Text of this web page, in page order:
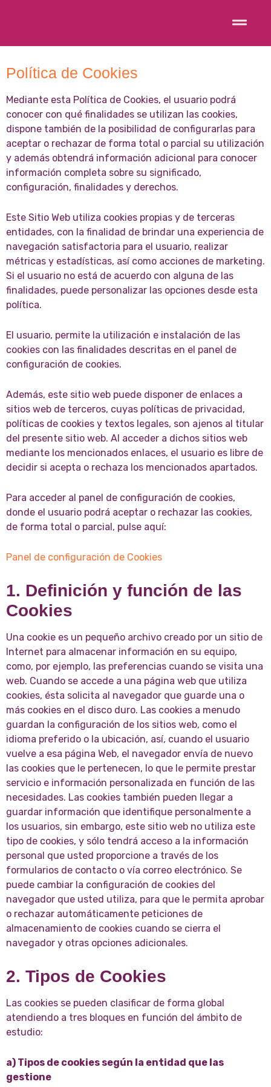
Política de Cookies
Mediante esta Política de Cookies, el usuario podrá
conocer con qué finalidades se utilizan las cookies,
dispone también de la posibilidad de configurarlas para
aceptar o rechazar de forma total o parcial su utilización
y además obtendrá información adicional para conocer
información completa sobre su significado,
configuración, finalidades y derechos.
Este Sitio Web utiliza cookies propias y de terceras
entidades, con la finalidad de brindar una experiencia de
navegación satisfactoria para el usuario, realizar
métricas y estadísticas, así como acciones de marketing.
Si el usuario no está de acuerdo con alguna de las
finalidades, puede personalizar las opciones desde esta
política.
El usuario, permite la utilización e instalación de las
cookies con las finalidades descritas en el panel de
configuración de cookies.
Además, este sitio web puede disponer de enlaces a
sitios web de terceros, cuyas políticas de privacidad,
políticas de cookies y textos legales, son ajenos al titular
del presente sitio web. Al acceder a dichos sitios web
mediante los mencionados enlaces, el usuario es libre de
decidir si acepta o rechaza los mencionados apartados.
Para acceder al panel de configuración de cookies,
donde el usuario podrá aceptar o rechazar las cookies,
de forma total o parcial, pulse aquí:
Panel de configuración de Cookies
1. Definición y función de las
Cookies
Una cookie es un pequeño archivo creado por un sitio de
Internet para almacenar información en su equipo,
como, por ejemplo, las preferencias cuando se visita una
web. Cuando se accede a una página web que utiliza
cookies, ésta solicita al navegador que guarde una o
más cookies en el disco duro. Las cookies a menudo
guardan la configuración de los sitios web, como el
idioma preferido o la ubicación, así, cuando el usuario
vuelve a esa página Web, el navegador envía de nuevo
las cookies que le pertenecen, lo que le permite prestar
servicio e información personalizada en función de las
necesidades. Las cookies también pueden llegar a
guardar información que identifique personalmente a
los usuarios, sin embargo, este sitio web no utiliza este
tipo de cookies, y sólo tendrá acceso a la información
personal que usted proporcione a través de los
formularios de contacto o vía correo electrónico. Se
puede cambiar la configuración de cookies del
navegador que usted utiliza, para que le permita aprobar
o rechazar automáticamente peticiones de
almacenamiento de cookies cuando se cierra el
navegador y otras opciones adicionales.
2. Tipos de Cookies
Las cookies se pueden clasificar de forma global
atendiendo a tres bloques en función del ámbito de
estudio:
a) Tipos de cookies según la entidad que las
gestione